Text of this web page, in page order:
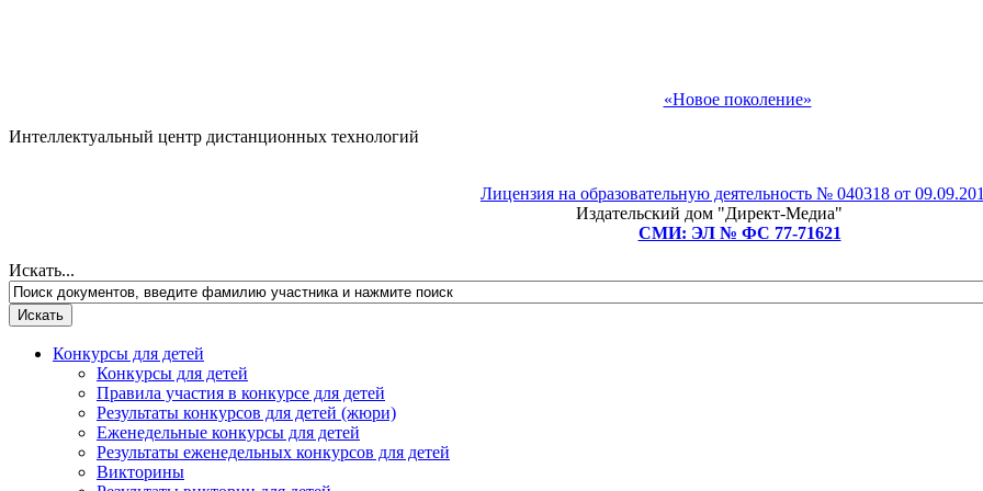
«Новое поколение»
Интеллектуальный центр дистанционных технологий
Лицензия на образовательную деятельность № 040318 от
Издательский дом "Директ-Медиа"
СМИ: ЭЛ № ФС 77-71621
Искать...
Конкурсы для детей
Конкурсы для детей
Правила участия в конкурсе для детей
Результаты конкурсов для детей (жюри)
Еженедельные конкурсы для детей
Результаты еженедельных конкурсов для детей
Викторины